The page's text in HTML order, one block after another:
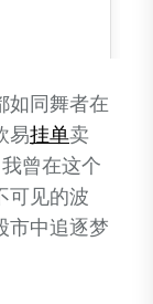
如同舞者在
易挂单卖
曾在这个
可见的波
市中追逐梦